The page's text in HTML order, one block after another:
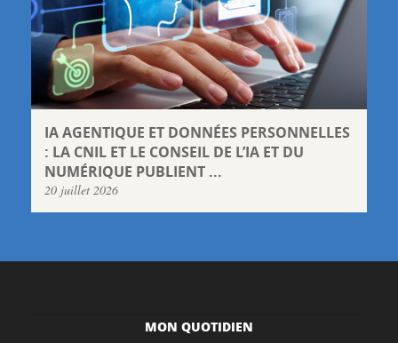
IA AGENTIQUE ET DONNÉES PERSONNELLES
: LA CNIL ET LE CONSEIL DE L’IA ET DU
NUMÉRIQUE PUBLIENT ...
20 juillet 2026
MON QUOTIDIEN